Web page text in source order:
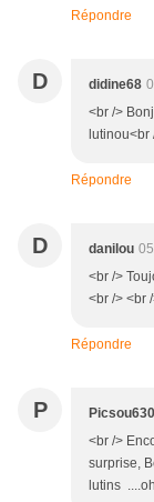
Répondre
D didine68
<br />
lutinou<br
Répondre
D danilou
<br />
<br /> <br
Répondre
P Picsou630
<br />
surprise,
lutins